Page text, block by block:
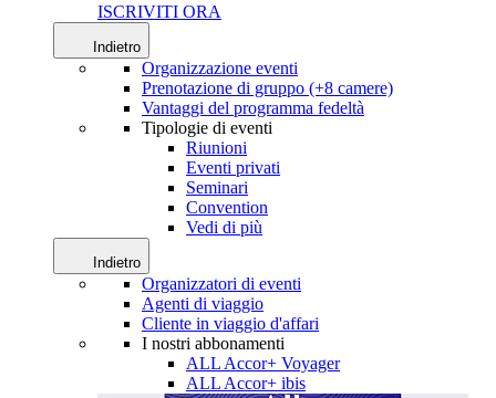
ISCRIVITI ORA
Indietro
Organizzazione eventi
Prenotazione di gruppo (+8 camere)
Vantaggi del programma fedeltà
Tipologie di eventi
Riunioni
Eventi privati
Seminari
Convention
Vedi di più
Indietro
Organizzatori di eventi
Agenti di viaggio
Cliente in viaggio d'affari
I nostri abbonamenti
ALL Accor+ Voyager
ALL Accor+ ibis